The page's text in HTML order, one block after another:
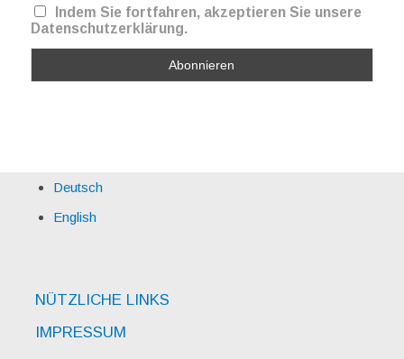
Indem Sie fortfahren, akzeptieren Sie unsere
Datenschutzerklärung.
Deutsch
English
NÜTZLICHE LINKS
IMPRESSUM